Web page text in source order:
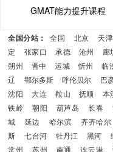
GMAT能力提升课程
全国分站： 全国 北京 天津
定
张家口 承德 沧州 廊
朔州
晋中 运城 忻州 临
辽
鄂尔多斯 呼伦贝尔 巴
沈阳
大连 鞍山 抚顺 本
铁岭
朝阳 葫芦岛 长春
城
延边 哈尔滨 齐齐哈尔
斯
七台河 牡丹江 黑河
常州
苏州 南通 连云港